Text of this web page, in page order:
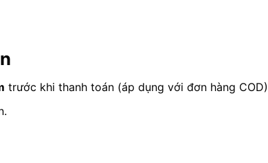
trước khi thanh toán (áp dụng với đơn hàng